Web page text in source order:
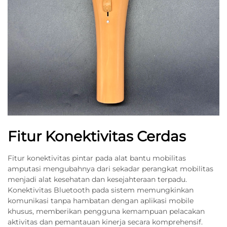
Fitur Konektivitas Cerdas
Fitur konektivitas pintar pada alat bantu mobilitas
amputasi mengubahnya dari sekadar perangkat mobilitas
menjadi alat kesehatan dan kesejahteraan terpadu.
Konektivitas Bluetooth pada sistem memungkinkan
komunikasi tanpa hambatan dengan aplikasi mobile
khusus, memberikan pengguna kemampuan pelacakan
aktivitas dan pemantauan kinerja secara komprehensif.